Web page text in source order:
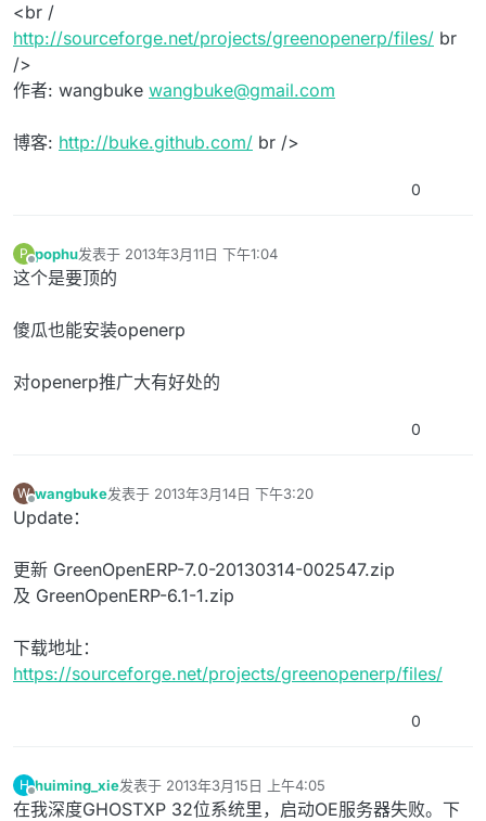
<br /
http://sourceforge.net/projects/greenopenerp/files/ br
/>
作者: wangbuke wangbuke@gmail.com
博客: http://buke.github.com/ br />
0
P
离线
pophu发表于 2013年3月11日 下午1:04
最后由 编辑
这个是要顶的
傻瓜也能安装openerp
对openerp推广大有好处的
0
W
离线
wangbuke发表于 2013年3月14日 下午3:20
最后由 编辑
Update：
更新 GreenOpenERP-7.0-20130314-002547.zip
及 GreenOpenERP-6.1-1.zip
下载地址：
https://sourceforge.net/projects/greenopenerp/files/
0
H
离线
huiming_xie发表于 2013年3月15日 上午4:05
最后由 编辑
在我深度GHOSTXP 32位系统里，启动OE服务器失败。下